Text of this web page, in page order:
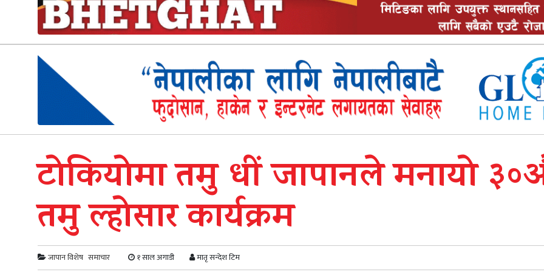
टोकियोमा तमु धीं जापानले मनायो
तमु ल्होसार कार्यक्रम
जापान विशेष समाचार १ साल अगाडी मातृ सन्देश टिम